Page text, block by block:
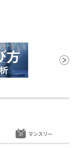
マンスリー